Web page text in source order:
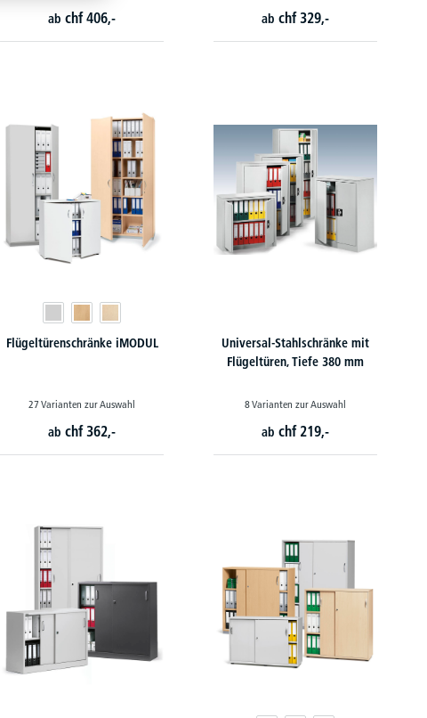
ab chf 406,- ab chf 329,-
Flügeltürenschränke iMODUL
27 Varianten zur Auswahl
ab chf 362,-
Universal-Stahlschränke mit
Flügeltüren, Tiefe 380 mm
8 Varianten zur Auswahl
ab chf 219,-